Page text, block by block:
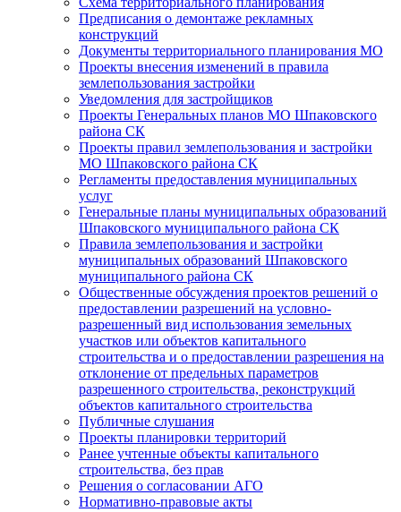
Предписания о демонтаже рекламных
конструкций
Документы территориального планирования МО
Проекты внесения изменений в правила
землепользования застройки
Уведомления для застройщиков
Проекты Генеральных планов МО Шпаковского
района СК
Проекты правил землепользования и застройки
МО Шпаковского района СК
Регламенты предоставления муниципальных
услуг
Генеральные планы муниципальных образований
Шпаковского муниципального района СК
Правила землепользования и застройки
муниципальных образований Шпаковского
муниципального района СК
Общественные обсуждения проектов решений о
предоставлении разрешений на условно-
разрешенный вид использования земельных
участков или объектов капитального
строительства и о предоставлении разрешения на
отклонение от предельных параметров
разрешенного строительства, реконструкций
объектов капитального строительства
Публичные слушания
Проекты планировки территорий
Ранее учтенные объекты капитального
строительства, без прав
Решения о согласовании АГО
Нормативно-правовые акты